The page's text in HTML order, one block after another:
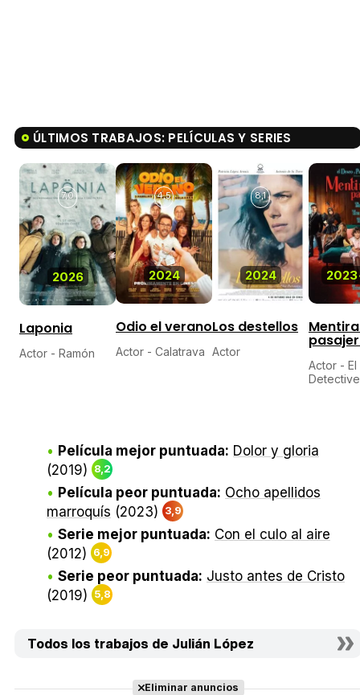
ÚLTIMOS TRABAJOS: PELÍCULAS Y SERIES
2026
7,0
Laponia
Actor - Ramón
2024
4,5
Odio el verano
Actor - Calatrava
2024
8,1
Los destellos
Actor
2023
Actor - El
Detective
Película mejor puntuada: Dolor y gloria
(2019)
8,2
Película peor puntuada: Ocho apellidos
marroquís (2023) 3,9
Serie mejor puntuada: Con el culo al aire
(2012)
6,9
Serie peor puntuada: Justo antes de Cristo
(2019)
5,8
Todos los trabajos de Julián López
Eliminar anuncios